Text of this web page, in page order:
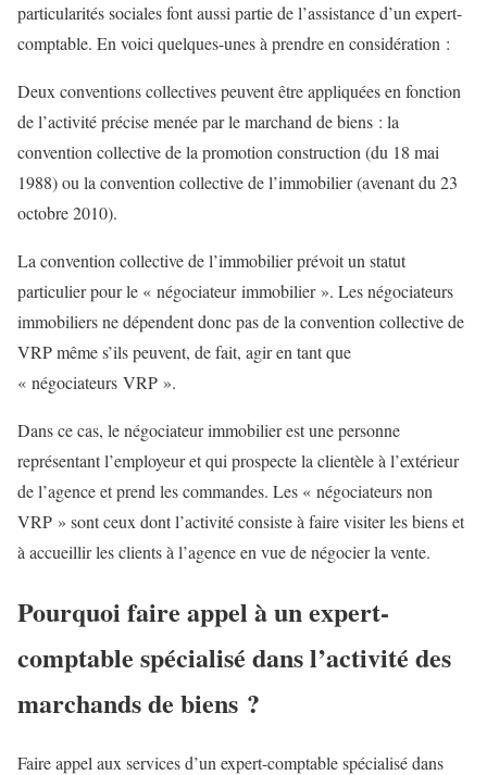
particularités sociales font aussi partie de l’assistance d’un expert-
comptable. En voici quelques-unes à prendre en considération :
Deux conventions collectives peuvent être appliquées en fonction
de l’activité précise menée par le marchand de biens : la
convention collective de la promotion construction (du 18 mai
1988) ou la convention collective de l’immobilier (avenant du 23
octobre 2010).
La convention collective de l’immobilier prévoit un statut
particulier pour le « négociateur immobilier ». Les négociateurs
immobiliers ne dépendent donc pas de la convention collective de
VRP même s’ils peuvent, de fait, agir en tant que
« négociateurs VRP ».
Dans ce cas, le négociateur immobilier est une personne
représentant l’employeur et qui prospecte la clientèle à l’extérieur
de l’agence et prend les commandes. Les « négociateurs non
VRP » sont ceux dont l’activité consiste à faire visiter les biens et
à accueillir les clients à l’agence en vue de négocier la vente.
Pourquoi faire appel à un expert-
comptable spécialisé dans l’activité des
marchands de biens ?
Faire appel aux services d’un expert-comptable spécialisé dans